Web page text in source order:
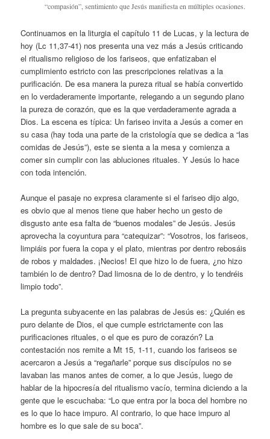
“compasión”, sentimiento que Jesús manifiesta en múltiples ocasiones.
Continuamos en la liturgia el capítulo 11 de Lucas, y la lectura de
hoy (Lc 11,37-41) nos presenta una vez más a Jesús criticando
el ritualismo religioso de los fariseos, que enfatizaban el
cumplimiento estricto con las prescripciones relativas a la
purificación. De esa manera la pureza ritual se había convertido
en lo verdaderamente importante, relegando a un segundo plano
la pureza de corazón, que es la que verdaderamente agrada a
Dios. La escena es típica: Un fariseo invita a Jesús a comer en
su casa (hay toda una parte de la cristología que se dedica a “las
comidas de Jesús”), este se sienta a la mesa y comienza a
comer sin cumplir con las abluciones rituales. Y Jesús lo hace
con toda intención.
Aunque el pasaje no expresa claramente si el fariseo dijo algo,
es obvio que al menos tiene que haber hecho un gesto de
disgusto ante esa falta de “buenos modales” de Jesús. Jesús
aprovecha la coyuntura para “catequizar”: “Vosotros, los fariseos,
limpiáis por fuera la copa y el plato, mientras por dentro rebosáis
de robos y maldades. ¡Necios! El que hizo lo de fuera, ¿no hizo
también lo de dentro? Dad limosna de lo de dentro, y lo tendréis
limpio todo”.
La pregunta subyacente en las palabras de Jesús es: ¿Quién es
puro delante de Dios, el que cumple estrictamente con las
purificaciones rituales, o el que es puro de corazón? La
contestación nos remite a Mt 15, 1-11, cuando los fariseos se
acercaron a Jesús a “regañarle” porque sus discípulos no se
lavaban las manos antes de comer, a lo que Jesús, luego de
hablar de la hipocresía del ritualismo vacío, termina diciendo a la
gente que le escuchaba: “Lo que entra por la boca del hombre no
es lo que lo hace impuro. Al contrario, lo que hace impuro al
hombre es lo que sale de su boca”.